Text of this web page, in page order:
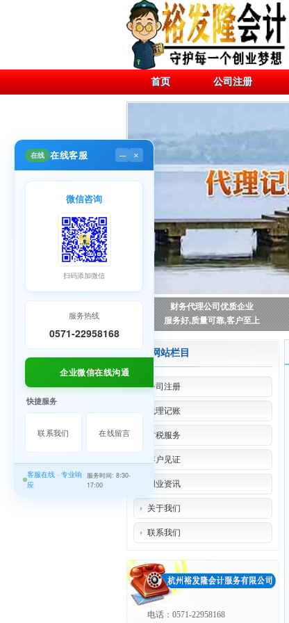
首页 公司注册
财务代理公司优质企业
服务好,质量可靠,客户至上
网站栏目
公司注册
代理记账
财税服务
客户见证
创业资讯
关于我们
联系我们
电话：0571-22958168
在线 在线客服 ─ ×
微信咨询
扫码添加微信
服务热线
0571-22958168
企业微信在线沟通
快捷服务
联系我们 在线留言
客服在线 · 专业响
应
服务时间: 8:30-
17:00